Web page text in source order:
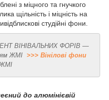
з міцного та гнучкого
щільність і міцність на
студійні фони.
ВІНІВАЛЬНИХ ФОРІВ —
ЖМІ >>> Вінілові фони
до алюмінієвій